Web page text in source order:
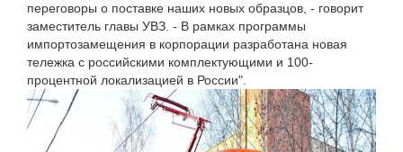
переговоры о поставке наших новых образцов, - говорит
заместитель главы УВЗ. - В рамках программы
импортозамещения в корпорации разработана новая
тележка с российскими комплектующими и 100-
процентной локализацией в России".